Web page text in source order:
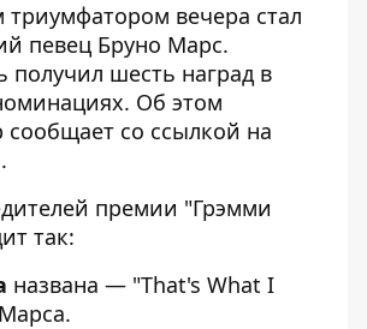
вечера стал
певец Бруно Марс.
получил шесть наград в
Об этом
сообщает со ссылкой на
премии "Грэмми
так:
названа — "That's What I